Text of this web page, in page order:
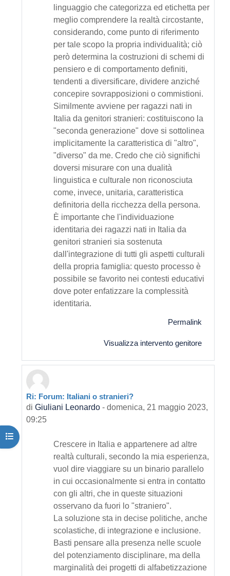
Apri indice del corso
linguaggio che categorizza ed etichetta per
meglio comprendere la realtà circostante,
considerando, come punto di riferimento
per tale scopo la propria individualità; ciò
però determina la costruzioni di schemi di
pensiero e di comportamento definiti,
tendenti a diversificare, dividere anziché
concepire sovrapposizioni o commistioni.
Similmente avviene per ragazzi nati in
Italia da genitori stranieri: costituiscono la
"seconda generazione" dove si sottolinea
implicitamente la caratteristica di "altro",
"diverso" da me. Credo che ciò significhi
doversi misurare con una dualità
linguistica e culturale non riconosciuta
come, invece, unitaria, caratteristica
definitoria della ricchezza della persona.
È importante che l'individuazione
identitaria dei ragazzi nati in Italia da
genitori stranieri sia sostenuta
dall'integrazione di tutti gli aspetti culturali
della propria famiglia: questo processo è
possibile se favorito nei contesti educativi
dove poter enfatizzare la complessità
identitaria.
Permalink
Visualizza intervento genitore
In riposta a Primo intervento
Ri: Forum: Italiani o stranieri?
di Giuliani Leonardo- domenica, 21 maggio 2023,
09:25
Crescere in Italia e appartenere ad altre
realtà culturali, secondo la mia esperienza,
vuol dire viaggiare su un binario parallelo
in cui occasionalmente si entra in contatto
con gli altri, che in queste situazioni
osservano da fuori lo "straniero".
La soluzione sta in decise politiche, anche
scolastiche, di integrazione e inclusione.
Basti pensare alla presenza nelle scuole
del potenziamento disciplinare, ma della
marginalità dei progetti di alfabetizzazione